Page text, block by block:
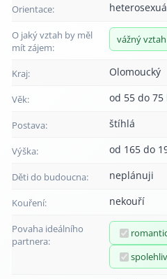
Orientace:
O jaký vztah by měl
mít zájem:
vážný vztah
Kraj: Olomoucký
Věk: od 55 do 75
Postava: štíhlá
Výška: od 165 do
Děti do budoucna: neplánuji
Kouření: nekouří
Povaha ideálního
partnera: